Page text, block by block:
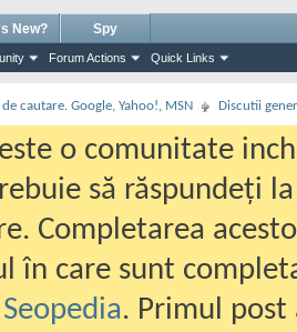
Forum Actions Quick Links
New? Spy
cautare. Google, Yahoo!, MSN Discutii
este o comunitate
să răspundeți
Completarea
în care sunt
. Primul